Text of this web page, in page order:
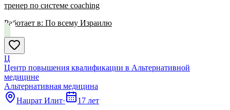
тренер по системе coaching
Работает в: По всему Израилю
Ц
Центр повышения квалификации в Альтернативной
медицине
Альтернативная медицина
Нацрат Илит·
17 лет